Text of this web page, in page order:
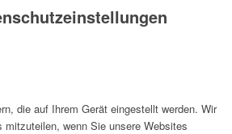
die auf Ihrem Gerät eingestellt werden. Wir
mitzuteilen, wenn Sie unsere Websites